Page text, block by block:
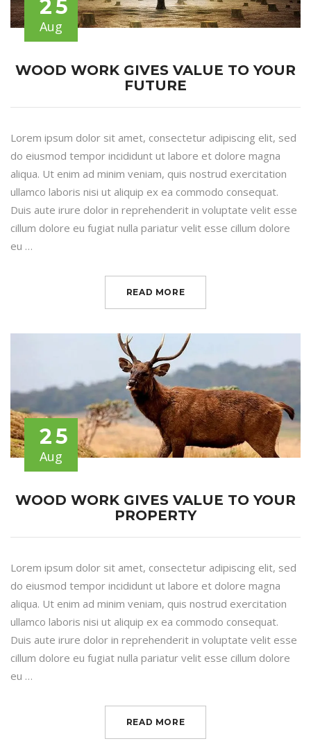
25
Aug
WOOD WORK GIVES VALUE TO YOUR
FUTURE
Lorem ipsum dolor sit amet, consectetur adipiscing elit, sed
do eiusmod tempor incididunt ut labore et dolore magna
aliqua. Ut enim ad minim veniam, quis nostrud exercitation
ullamco laboris nisi ut aliquip ex ea commodo consequat.
Duis aute irure dolor in reprehenderit in voluptate velit esse
cillum dolore eu fugiat nulla pariatur velit esse cillum dolore
eu …
READ MORE
25
Aug
WOOD WORK GIVES VALUE TO YOUR
PROPERTY
Lorem ipsum dolor sit amet, consectetur adipiscing elit, sed
do eiusmod tempor incididunt ut labore et dolore magna
aliqua. Ut enim ad minim veniam, quis nostrud exercitation
ullamco laboris nisi ut aliquip ex ea commodo consequat.
Duis aute irure dolor in reprehenderit in voluptate velit esse
cillum dolore eu fugiat nulla pariatur velit esse cillum dolore
eu …
READ MORE